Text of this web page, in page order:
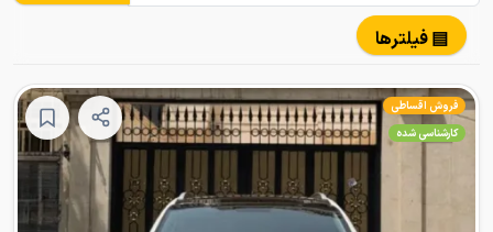
▤ فیلترها
فروش اقساطی
کارشناسی شده